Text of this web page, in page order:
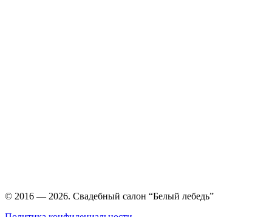
© 2016 — 2026. Свадебный салон “Белый лебедь”